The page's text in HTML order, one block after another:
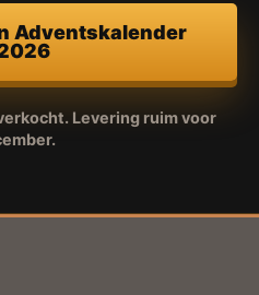
Adventskalender
Levering ruim voor